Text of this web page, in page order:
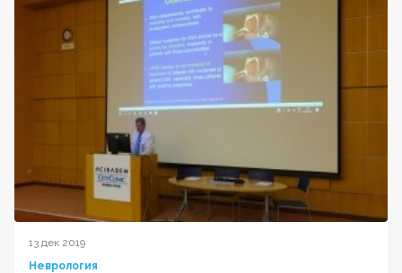
13 дек 2019
Неврология